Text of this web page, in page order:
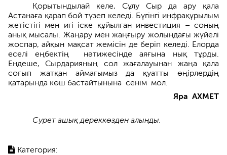
Категория:
Қорытындылай келе, Сұлу Сыр да ару қала
Астанаға қарап бой түзеп келеді. Бүгінгі инфрақұрылым
жетістігі мен игі іске құйылған инвестиция – соның
анық мысалы. Жаңару мен жаңғыру жолындағы жүйелі
жоспар, айқын мақсат жемісін де беріп келеді. Елорда
еселі еңбектің нәтижесінде аяғына нық тұрды.
Ендеше, Сырдария­ның сол жағалауынан жаңа қала
соғып жатқан аймағымыз да қуатты өңірлердің
қатарында көш бастай­тынына сенім мол.
Яра АХМЕТ
Сурет ашық дереккөзден алынды.